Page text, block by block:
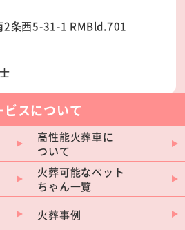
札幌市清田区
2条西5-31-1 RMBld.701
ビスについて
高性能火葬車に
ついて
火葬可能なペット
ちゃん一覧
火葬事例